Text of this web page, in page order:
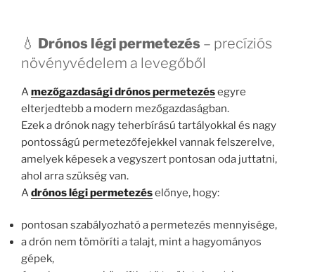
💧 Drónos légi permetezés – precíziós
növényvédelem a levegőből
Amezőgazdasági drónos permetezésegyre
elterjedtebb a modern mezőgazdaságban.
Ezek a drónok nagy teherbírású tartályokkal és nagy
pontosságú permetezőfejekkel vannak felszerelve,
amelyek képesek a vegyszert pontosan oda juttatni,
ahol arra szükség van.
Adrónos légi permetezéselőnye, hogy:
pontosan szabályozható a permetezés mennyisége,
a drón nem tömöríti a talajt, mint a hagyományos
gépek,